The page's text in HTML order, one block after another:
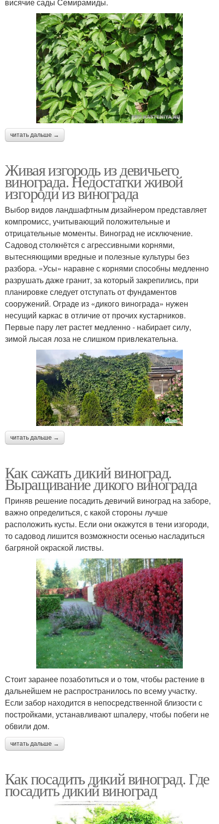
читать дальше →
Живая изгородь из девичьего
винограда. Недостатки живой
изгороди из винограда
Выбор видов ландшафтным дизайнером представляет
компромисс, учитывающий положительные и
отрицательные моменты. Виноград не исключение.
Садовод столкнётся с агрессивными корнями,
вытесняющими вредные и полезные культуры без
разбора. «Усы» наравне с корнями способны медленно
разрушать даже гранит, за который закрепились, при
планировке следует отступать от фундаментов
сооружений. Ограде из «дикого винограда» нужен
несущий каркас в отличие от прочих кустарников.
Первые пару лет растет медленно - набирает силу,
зимой лысая лоза не слишком привлекательна.
читать дальше →
Как сажать дикий виноград.
Выращивание дикого винограда
Приняв решение посадить девичий виноград на заборе,
важно определиться, с какой стороны лучше
расположить кусты. Если они окажутся в тени изгороди,
то садовод лишится возможности осенью насладиться
багряной окраской листвы.
Стоит заранее позаботиться и о том, чтобы растение в
дальнейшем не распространилось по всему участку.
Если забор находится в непосредственной близости с
постройками, устанавливают шпалеру, чтобы побеги не
обвили дом.
читать дальше →
Как посадить дикий виноград. Где
посадить дикий виноград